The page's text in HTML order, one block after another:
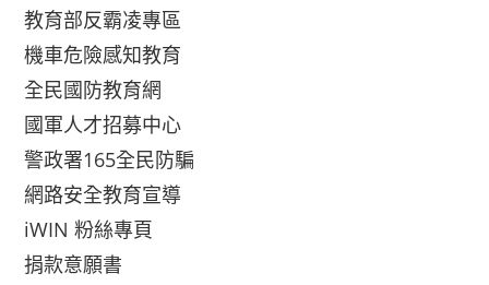
教育部反霸凌專區
機車危險感知教育
全民國防教育網
國軍人才招募中心
警政署165全民防騙
網路安全教育宣導
iWIN 粉絲專頁
捐款意願書